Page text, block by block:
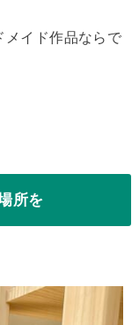
メイド作品ならで
所を